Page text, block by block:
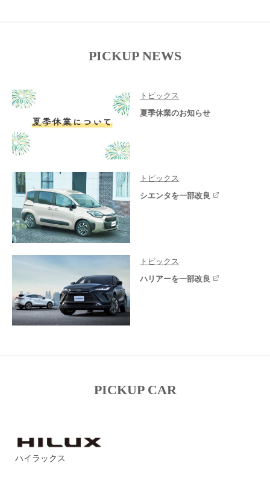
PICKUP NEWS
トピックス
夏季休業のお知らせ
トピックス
シエンタを一部改良
トピックス
ハリアーを一部改良
PICKUP CAR
ハイラックス